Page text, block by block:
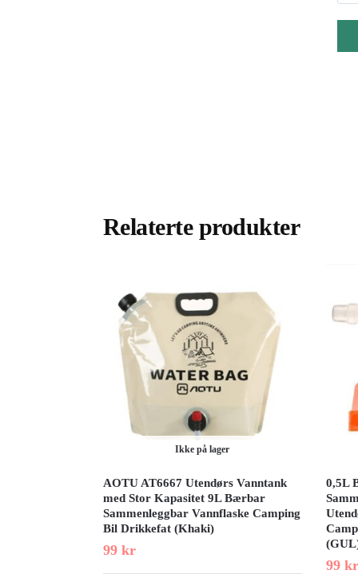
Relaterte produkter
Ikke på lager
AOTU AT6667 Utendørs Vanntank
med Stor Kapasitet 9L Bærbar
Sammenleggbar Vannflaske Camping
Bil Drikkefat (Khaki)
99 kr
0,5L
99 kr